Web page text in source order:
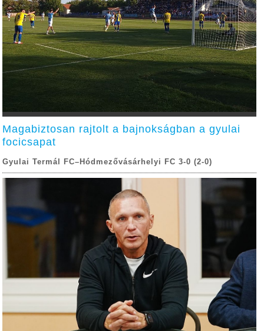
Magabiztosan rajtolt a bajnokságban a gyulai
focicsapat
Gyulai Termál FC–Hódmezővásárhelyi FC 3-0 (2-0)